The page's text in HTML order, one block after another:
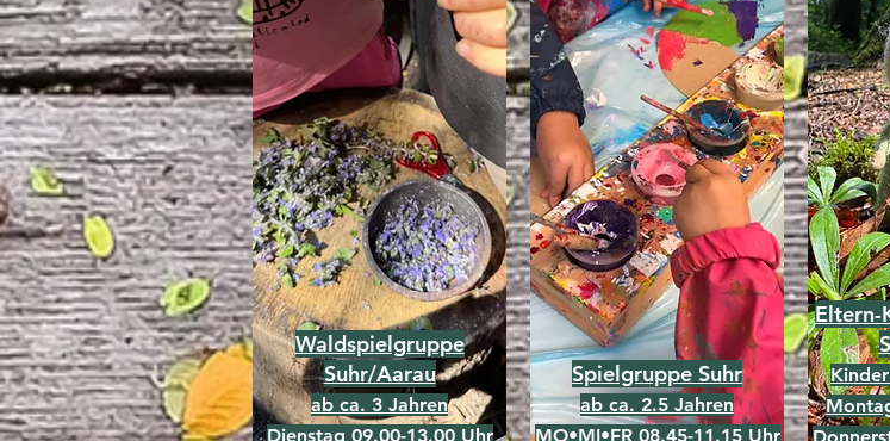
Waldspielgruppe
Suhr/Aarau
ab ca. 3 Jahren
Dienstag 09.00-13.00 Uhr
Spielgruppe Suhr
ab ca. 2.5 Jahren
MO•MI•FR 08.45-11.15 Uhr
Eltern-